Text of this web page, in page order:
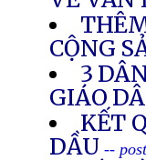
CỘNG
3
GIÁO
KẾT
DẦU--